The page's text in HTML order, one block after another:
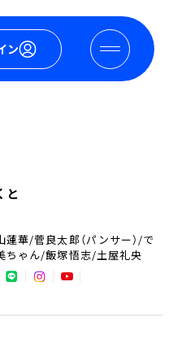
ン
と
蓮華/菅良太郎（パンサー）/で
ちゃん/飯塚悟志/土屋礼央